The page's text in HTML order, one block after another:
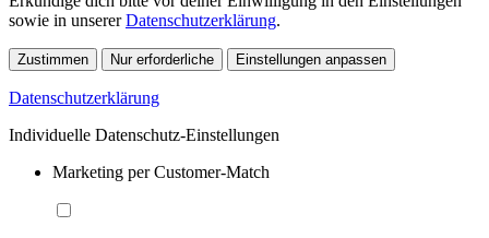
sowie in unsererDatenschutzerklärung.
Zustimmen Nur erforderliche Einstellungen anpassen
Datenschutzerklärung
Individuelle Datenschutz-Einstellungen
Marketing per Customer-Match